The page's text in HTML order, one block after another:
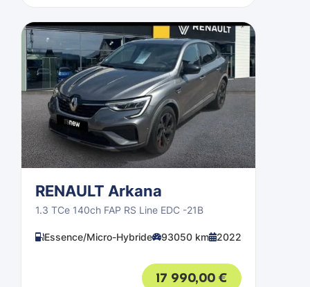
RENAULT Arkana
1.3 TCe 140ch FAP RS Line EDC -21B
Essence/Micro-Hybride 93050 km 2022
17 990,00€